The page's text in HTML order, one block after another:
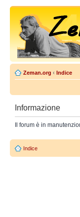
Zeman.org ‹ Indice
Informazione
Il forum è in
Indice